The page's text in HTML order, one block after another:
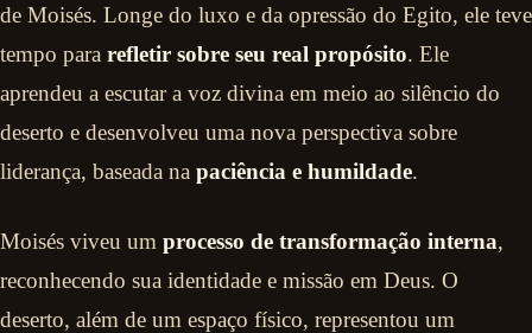
de Moisés. Longe do luxo e da opressão do Egito, ele teve
tempo para refletir sobre seu real propósito. Ele
aprendeu a escutar a voz divina em meio ao silêncio do
deserto e desenvolveu uma nova perspectiva sobre
liderança, baseada na paciência e humildade.
Moisés viveu um processo de transformação interna,
reconhecendo sua identidade e missão em Deus. O
deserto, além de um espaço físico, representou um